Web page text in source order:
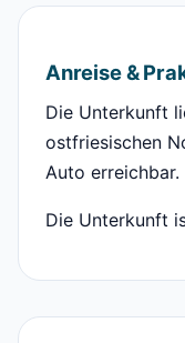
Anreise &
Die Unterkunft
ostfriesischen
Auto erreichbar.
Die Unterkunft